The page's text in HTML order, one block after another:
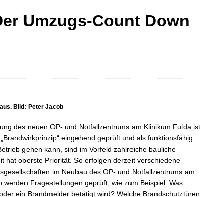
Umzugs-Count Down
Bild: Peter Jacob
des neuen OP- und Notfallzentrums am Klinikum Fulda ist
eingehend geprüft und als funktionsfähig
gehen kann, sind im Vorfeld zahlreiche bauliche
hat oberste Priorität. So erfolgen derzeit verschiedene
im Neubau des OP- und Notfallzentrums am
Fragestellungen geprüft, wie zum Beispiel: Was
ein Brandmelder betätigt wird? Welche Brandschutztüren